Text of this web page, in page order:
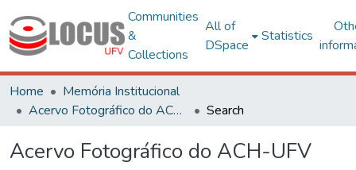
Communities
&
Collections
All of
DSpace
Statistics
Home
Memória Institucional
Acervo Fotográfico do ACH-UFV
Search
Acervo Fotográfico do ACH-UFV